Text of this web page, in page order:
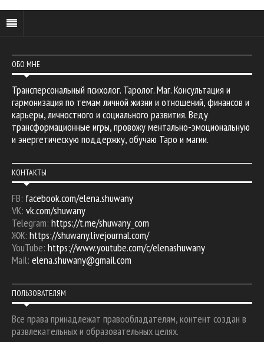
ОБО МНЕ
Трансперсональный психолог. Таролог. Маг. Консультация и
гармонизация по темам личной жизни и отношений, финансов и
карьеры, личностного и социального развития. Веду
трансформационные игры, провожу ментально-эмоциональную
и энергетическую поддержку, обучаю Таро и магии.
КОНТАКТЫ
FB: facebook.com/elena.shuwany
VK: vk.com/shuwany
Telegram: https://t.me/shuwany_com
ЖЖ: https://shuwany.livejournal.com/
YouTube: https://www.youtube.com/c/elenashuwany
Mail: elena.shuwany@gmail.com
ПОЛЬЗОВАТЕЛЯМ
Все права принадлежат правообладателям, контент создан в
развлекательных и образовательных целях.